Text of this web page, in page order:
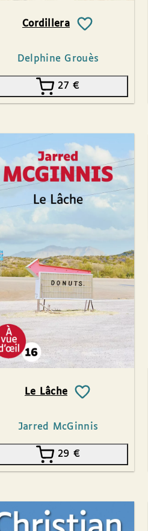
Cordillera
Delphine Grouès
27€
Le Lâche
Jarred McGinnis
29 €